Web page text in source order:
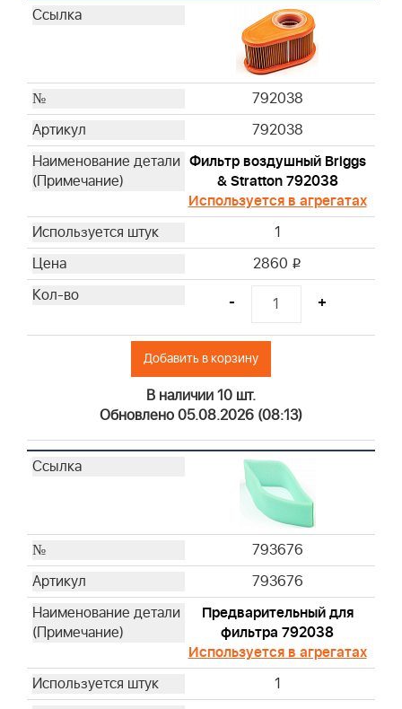
792038
792038
Фильтр воздушный Briggs
& Stratton 792038
Используется в агрегатах
1
2860 i
- +
Добавить в корзину
В наличии 10 шт.
Обновлено 05.08.2026 (08:13)
793676
793676
Предварительный для
фильтра 792038
Используется в агрегатах
1